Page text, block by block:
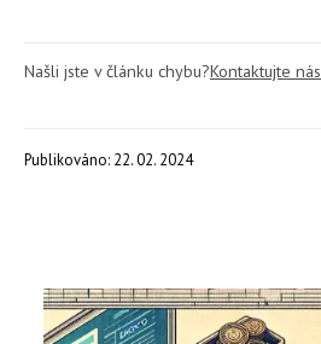
Našli jste v článku chybu?Kontaktujte nás
Publikováno: 22. 02. 2024